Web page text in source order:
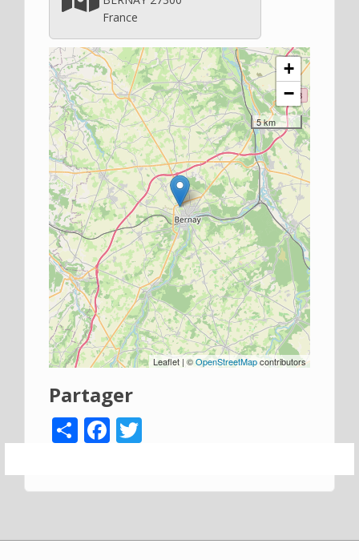
France
+
−
5 km
Leaflet | ©OpenStreetMapcontributors
Partager
ShareFacebook